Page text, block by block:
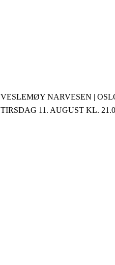
VESLEMØY NARVESEN |
TIRSDAG 11. AUGUST KL.